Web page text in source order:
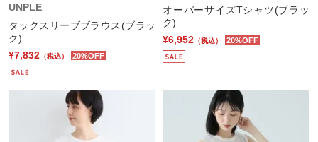
UNPLE
タックスリーブブラウス(ブラッ
ク)
¥7,832 （税込） 20%OFF
オーバーサイズTシャツ(ブラッ
ク)
¥6,952 （税込） 20%OFF